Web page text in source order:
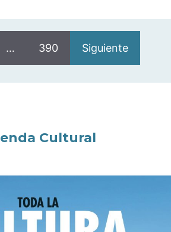
… 390 Siguiente
Cultural